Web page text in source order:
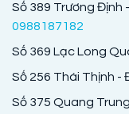
Số 389 Trương Định
0988187182
Số 369 Lạc Long
Số 256 Thái Thịnh -
Số 375 Quang